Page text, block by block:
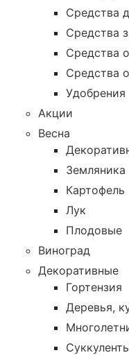
Средства
Средства
Средства
Средства
Удобрения
Акции
Весна
Земляника
Картофель
Лук
Плодовые
Виноград
Декоративные
Гортензия
Деревья,